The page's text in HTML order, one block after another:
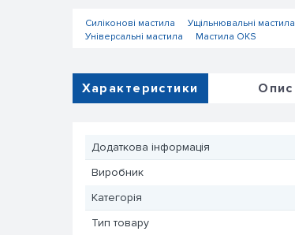
Силіконові мастила Ущільнювальні мастила
Універсальні мастила
Мастила OKS
Характеристики Опис
Додаткова інформація
Виробник
Категорія
Тип товару